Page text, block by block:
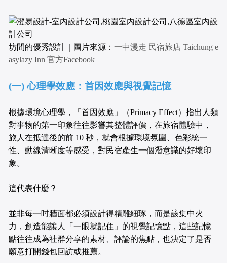
坊間的優秀設計｜圖片來源： 一中漫走 民宿旅店 Taichung e
asylazy Inn 官方Facebook
(一) 心理學效應：首因效應與視覺記憶
根據環境心理學，「首因效應」（Primacy Effect）指出人類
對事物的第一印象往往影響其整體評價，在旅宿體驗中，
旅人在抵達後的前 10 秒，就會根據環境氛圍、色彩統一
性、動線清晰度等感受，對民宿產生一個潛意識的好壞印
象。
這代表什麼？
並非每一吋牆面都必須設計得精雕細琢，而是該集中火
力，創造能讓人「一眼就記住」的視覺記憶點，這些記憶
點往往成為社群分享的素材、評論的焦點，也決定了是否
願意打開錢包回訪或推薦。